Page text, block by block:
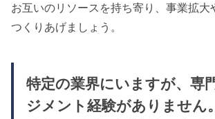
お互いのリソースを持ち寄り、事業拡大
つくりあげましょう。
特定の業界にいますが、専
ジメント経験がありません